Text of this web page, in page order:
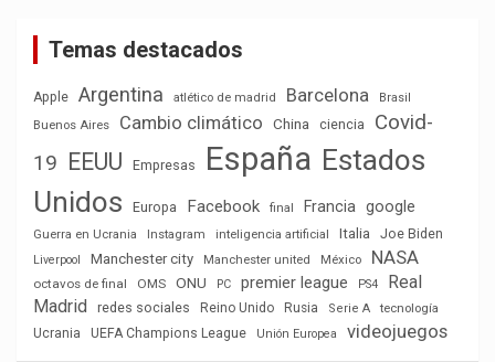
Temas destacados
Apple Argentina atlético de madrid Barcelona
Brasil
Buenos Aires
Cambio climático China ciencia
Covid-
19 EEUU Empresas España Estados
Unidos
Europa Facebook final Francia google
Guerra en Ucrania Instagram inteligencia artificial Italia Joe Biden
Liverpool Manchester city Manchester united México NASA
octavos de final OMS ONU PC premier league PS4
Real
Madrid
redes sociales Reino Unido Rusia Serie A
tecnología
Ucrania
UEFA Champions League Unión Europea videojuegos